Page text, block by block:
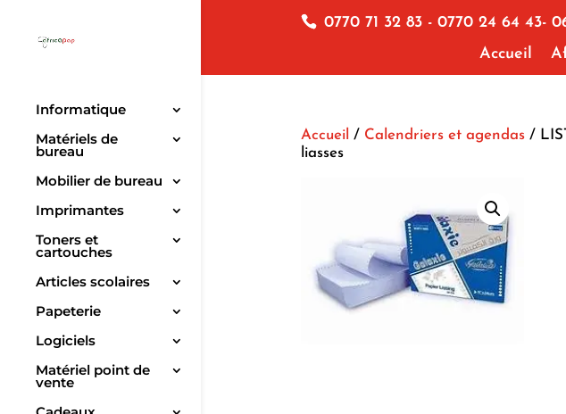
0770 71 32 83 - 0770 24 64 43-
Accueil
Informatique
Matériels de
bureau
Mobilier de bureau
Imprimantes
Toners et
cartouches
Articles scolaires
Papeterie
Logiciels
Matériel point de
vente
Accueil / Calendriers et agendas/
liasses